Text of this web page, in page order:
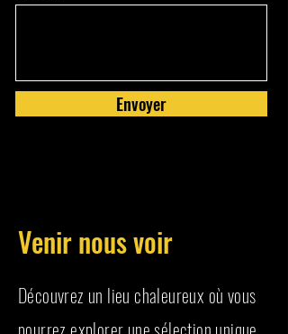
Envoyer
Venir nous voir
Découvrez un lieu chaleureux où vous